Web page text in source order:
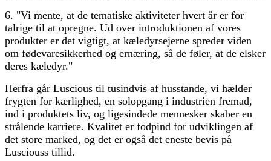
6. "Vi mente, at de tematiske aktiviteter hvert år er for
talrige til at opregne. Ud over introduktionen af ​​vores
produkter er det vigtigt, at kæledyrsejerne spreder viden
om fødevaresikkerhed og ernæring, så de føler, at de elsker
deres kæledyr."
Herfra går Luscious til tusindvis af husstande, vi hælder
frygten for kærlighed, en solopgang i industrien fremad,
ind i produktets liv, og ligesindede mennesker skaber en
strålende karriere. Kvalitet er fodpind for udviklingen af ​​
det store marked, og det er også det eneste bevis på
Lusciouss tillid.